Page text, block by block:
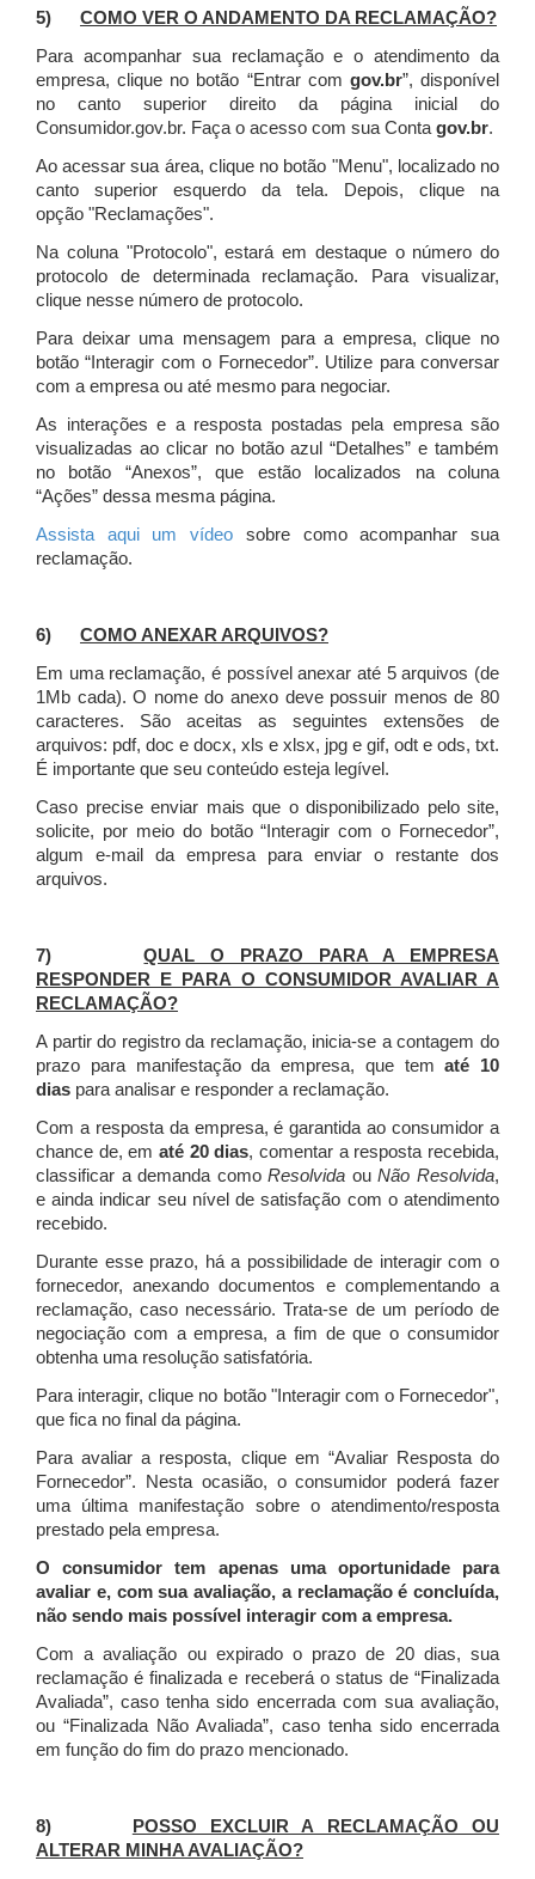
5) COMO VER O ANDAMENTO DA RECLAMAÇÃO?
Para acompanhar sua reclamação e o atendimento da
empresa, clique no botão “Entrar com gov.br”, disponível
no canto superior direito da página inicial do
Consumidor.gov.br. Faça o acesso com sua Contagov.br.
Ao acessar sua área, clique no botão "Menu", localizado no
canto superior esquerdo da tela. Depois, clique na
opção "Reclamações".
Na coluna "Protocolo", estará em destaque o número do
protocolo de determinada reclamação. Para visualizar,
clique nesse número de protocolo.
Para deixar uma mensagem para a empresa, clique no
botão “Interagir com o Fornecedor”. Utilize para conversar
com a empresa ou até mesmo para negociar.
As interações e a resposta postadas pela empresa são
visualizadas ao clicar no botão azul “Detalhes” e também
no botão “Anexos”, que estão localizados na coluna
“Ações” dessa mesma página.
Assista aqui um vídeo sobre como acompanhar sua
reclamação.
6) COMO ANEXAR ARQUIVOS?
Em uma reclamação, é possível anexar até 5 arquivos (de
1Mb cada). O nome do anexo deve possuir menos de 80
caracteres. São aceitas as seguintes extensões de
arquivos: pdf, doc e docx, xls e xlsx, jpg e gif, odt e ods, txt.
É importante que seu conteúdo esteja legível.
Caso precise enviar mais que o disponibilizado pelo site,
solicite, por meio do botão “Interagir com o Fornecedor”,
algum e-mail da empresa para enviar o restante dos
arquivos.
7)QUAL O PRAZO PARA A EMPRESA
RESPONDER E PARA O CONSUMIDOR AVALIAR A
RECLAMAÇÃO?
A partir do registro da reclamação, inicia-se a contagem do
prazo para manifestação da empresa, que tematé 10
dias para analisar e responder a reclamação.
Com a resposta da empresa, é garantida ao consumidor a
chance de, em até 20 dias, comentar a resposta recebida,
classificar a demanda comoResolvida ouNão Resolvida,
e ainda indicar seu nível de satisfação com o atendimento
recebido.
Durante esse prazo, há a possibilidade de interagir com o
fornecedor, anexando documentos e complementando a
reclamação, caso necessário.Trata-se de um período de
negociação com a empresa, a fim de que o consumidor
obtenha uma resolução satisfatória.
Para interagir, clique no botão "Interagir com o Fornecedor",
que fica no final da página.
Para avaliar a resposta, clique em “Avaliar Resposta do
Fornecedor”. Nesta ocasião, o consumidor poderá fazer
uma última manifestação sobre o atendimento/resposta
prestado pela empresa.
O consumidor tem apenas uma oportunidade para
avaliar e, com sua avaliação, a reclamação é concluída,
não sendo mais possível interagir com a empresa.
Com a avaliação ou expirado o prazo de 20 dias, sua
reclamação é finalizada e receberá o status de “Finalizada
Avaliada”, caso tenha sido encerrada com sua avaliação,
ou “Finalizada Não Avaliada”, caso tenha sido encerrada
em função do fim do prazo mencionado.
8)
POSSO EXCLUIR A RECLAMAÇÃO OU
ALTERAR MINHA AVALIAÇÃO?